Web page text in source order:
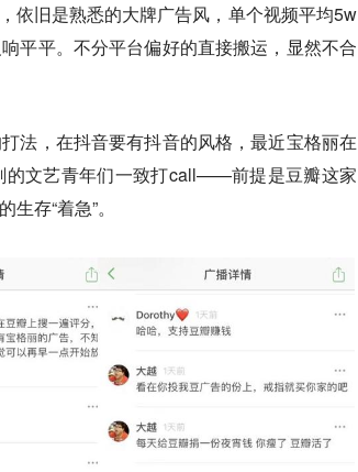
依旧是熟悉的大牌广告风，单个视频平均5w
平平。不分平台偏好的直接搬运，显然不合
法，在抖音要有抖音的风格，最近宝格丽在
的文艺青年们一致打call——前提是豆瓣这家
存“着急”。